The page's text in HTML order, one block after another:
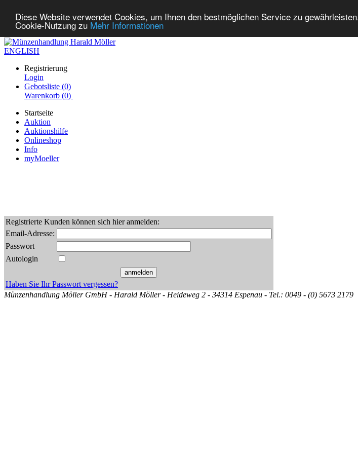
Diese Website verwendet Cookies, um Ihnen den bestmöglichen Service zu
Cookie-Nutzung zu Mehr Informationen
ENGLISH
Registrierung
Login
Gebotsliste (0)
Warenkorb (0)
Startseite
Auktion
Auktionshilfe
Onlineshop
Info
myMoeller
Registrierte Kunden können sich hier anmelden:
Email-Adresse:
Passwort
Autologin
Haben Sie Ihr Passwort vergessen?
Münzenhandlung Möller GmbH - Harald Möller - Heideweg 2 - 34314 Espenau - Tel.: 0049 - (0) 5673 2179